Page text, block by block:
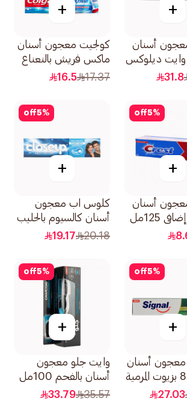
+
أسنان
ديلوكس
الحياة31.8
+
كولجيت معجون أسنان
ماكس فريش بالنعناع
البارد 100مل
17.37
16.5
5%
off
+
أسنان
125مل
5%
off
+
كلوس اب معجون
أسنان كالسيوم بالحليب
20.18
19.17
5%
off
+
معجون أسنان
متكامل 8 بزيوت المرمية
27.03
5%
off
+
وايت جلو معجون
أسنان بالفحم 100مل
35.57
33.79